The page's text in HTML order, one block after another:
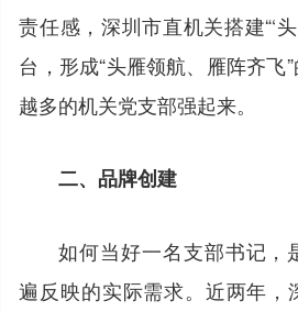
责任感，深圳市直机关搭建“‘
台，形成“头雁领航、雁阵齐飞
越多的机关党支部强起来。
二、品牌创建
如何当好一名支部书记，
遍反映的实际需求。近两年，